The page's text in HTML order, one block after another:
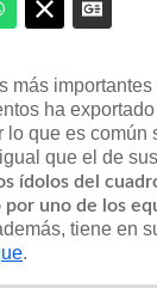
más
ha
lo que es común
que el de
ídolos del
por uno de los
tiene en
.